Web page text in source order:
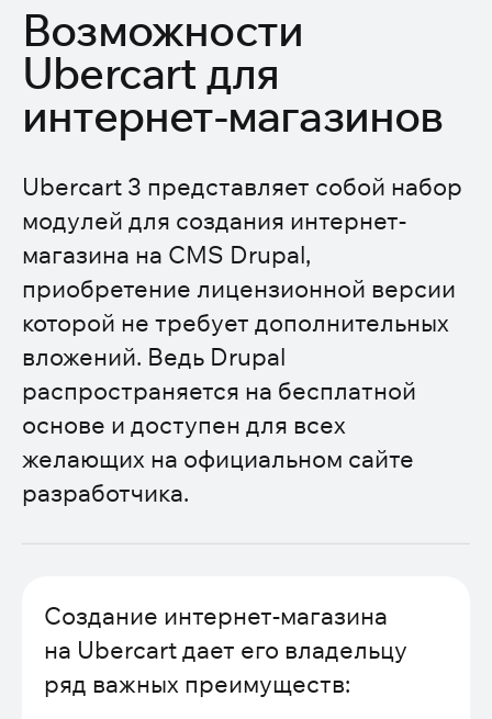
Возможности
Ubercart для
интернет-магазинов
Ubercart 3 представляет собой набор
модулей для создания интернет-
магазина на CMS Drupal,
приобретение лицензионной версии
которой не требует дополнительных
вложений. Ведь Drupal
распространяется на бесплатной
основе и доступен для всех
желающих на официальном сайте
разработчика.
Создание интернет-магазина
на Ubercart дает его владельцу
ряд важных преимуществ: